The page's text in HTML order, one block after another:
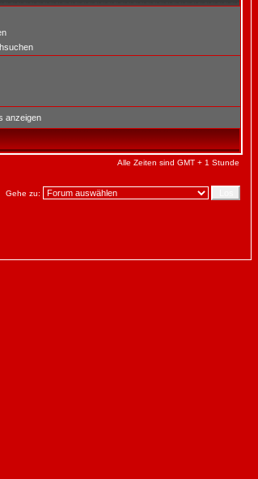
anzeigen
Alle Zeiten sind GMT + 1 Stunde
Gehe zu: